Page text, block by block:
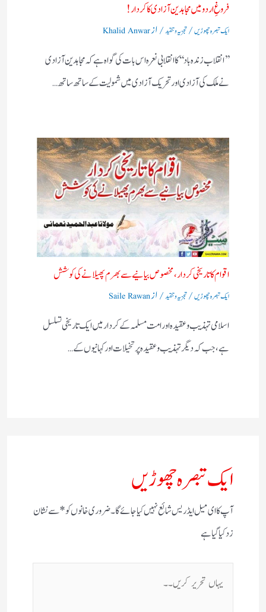
فروغِ اردو میں مجاہدین آزادی کا کردار!
ایک تبصرہ چھوڑیں/تجزیہ و تنقید/ ازKhalid Anwar
’’انقلاب زندہ باد‘‘کا انقلابی نعرہ اس بات کی گواہ ہے کہ مجاہدین آزادی
نے ملک کی آزادی اور تحریک آزادی میں شمولیت کے ساتھ ساتھ…
اقوام کا تاریخی کردار،مخصوص بیانیے سے بھرم پھیلانے کی کوشش
ایک تبصرہ چھوڑیں/تجزیہ و تنقید/ ازSaile Rawan
اسلامی تہذیب و عقیدہ اور امت مسلمہ کے کردار میں ایک تاریخی تسلسل
ہے، جب کہ دیگر تہذیب و عقیدہ پر تخیلات اور کہانیوں کے…
ایک تبصرہ چھوڑیں
آپ کا ای میل ایڈریس شائع نہیں کیا جائے گا۔ضروری خانوں کو*سے نشان
زد کیا گیا ہے
یہاں
تحریر